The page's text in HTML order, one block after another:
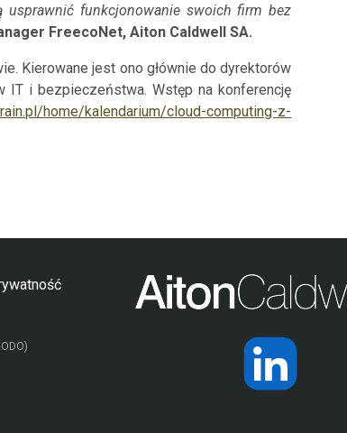
usprawnić funkcjonowanie swoich firm bez
FreecoNet, Aiton Caldwell SA.
Kierowane jest ono głównie do dyrektorów
IT i bezpieczeństwa. Wstęp na konferencję
home/kalendarium/cloud-computing-z-